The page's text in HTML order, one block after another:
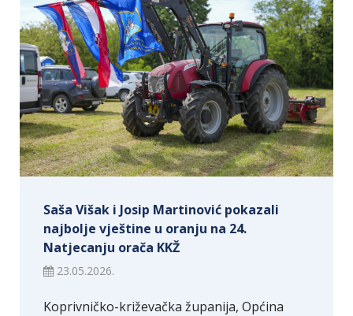
Saša Višak i Josip Martinović pokazali
najbolje vještine u oranju na 24.
Natjecanju orača KKŽ
23.05.2026.
Koprivničko-križevačka županija, Općina